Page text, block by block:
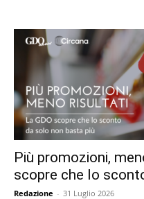
Più promozioni,
scopre che lo
Redazione - 31 Luglio 2026